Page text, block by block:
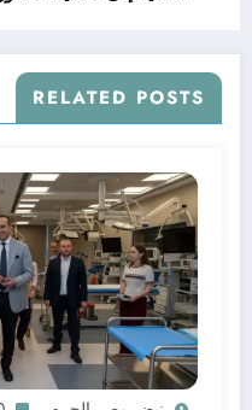
RELATED POSTS